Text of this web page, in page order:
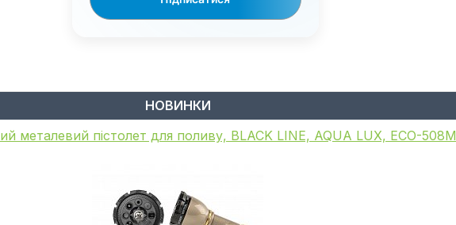
НОВИНКИ
металевий пістолет для поливу, BLACK LINE, AQUA LUX, ECO-508M